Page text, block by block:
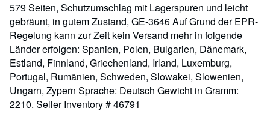
579 Seiten, Schutzumschlag mit Lagerspuren und leicht
gebräunt, in gutem Zustand, GE-3646 Auf Grund der EPR-
Regelung kann zur Zeit kein Versand mehr in folgende
Länder erfolgen: Spanien, Polen, Bulgarien, Dänemark,
Estland, Finnland, Griechenland, Irland, Luxemburg,
Portugal, Rumänien, Schweden, Slowakei, Slowenien,
Ungarn, Zypern Sprache: Deutsch Gewicht in Gramm:
2210. Seller Inventory # 46791